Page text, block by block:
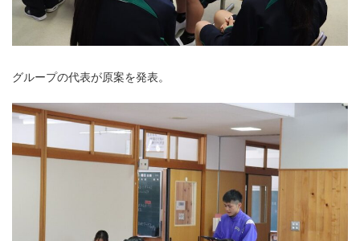
グループの代表が原案を発表。